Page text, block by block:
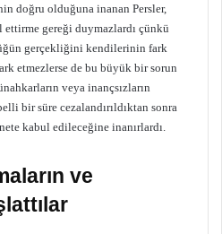
doğru olduğuna inanan Persler,
ettirme gereği duymazlardı çünkü
gerçekliğini kendilerinin fark
etmezlerse de bu büyük bir sorun
veya inançsızların
bir süre cezalandırıldıktan sonra
kabul edileceğine inanırlardı.
ve